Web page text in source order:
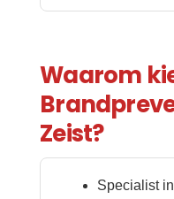
Waarom
Zeist?
Specialist